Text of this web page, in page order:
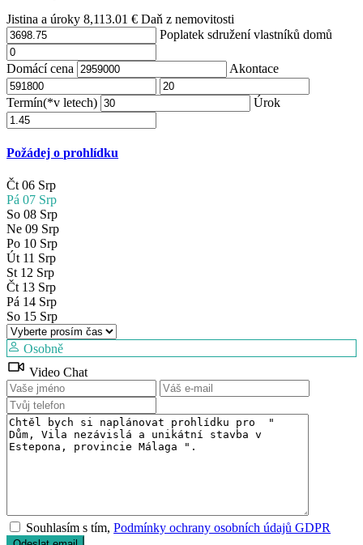
Jistina a úroky 8,113.01 €Daň z nemovitosti
Poplatek sdružení vlastníků domů
Domácí cena Akontace
Termín(*v letech) Úrok
Požádej o prohlídku
Čt 06 Srp
Pá 07 Srp
So 08 Srp
Ne 09 Srp
Po 10 Srp
Út 11 Srp
St 12 Srp
Čt 13 Srp
Pá 14 Srp
So 15 Srp
Osobně
Video Chat
Souhlasím s tím,Podmínky ochrany osobních údajů GDPR